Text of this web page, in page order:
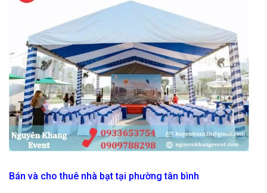
Bán và cho thuê nhà bạt tại phường tân bình